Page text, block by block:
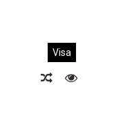
Visa